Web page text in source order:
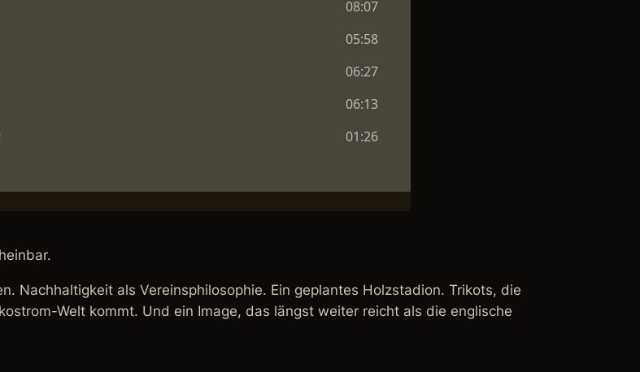
Nachhaltigkeit als Vereinsphilosophie. Ein geplantes Holzstadion. Trikots, die
Welt kommt. Und ein Image, das längst weiter reicht als die englische